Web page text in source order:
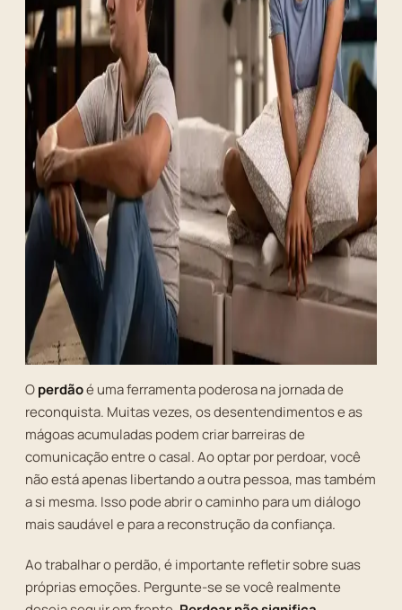
Operdãoé uma ferramenta poderosa na jornada de
reconquista. Muitas vezes, os desentendimentos e as
mágoas acumuladas podem criar barreiras de
comunicação entre o casal. Ao optar por perdoar, você
não está apenas libertando a outra pessoa, mas também
a si mesma. Isso pode abrir o caminho para um diálogo
mais saudável e para a reconstrução da confiança.
Ao trabalhar o perdão, é importante refletir sobre suas
próprias emoções. Pergunte-se se você realmente